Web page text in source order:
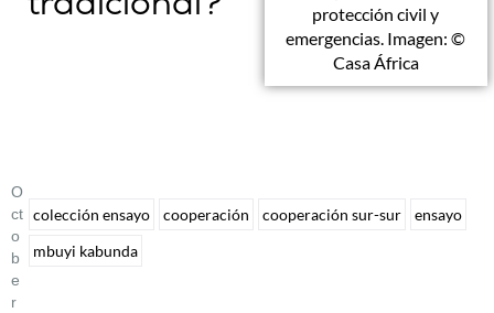
protección civil y
emergencias. Imagen: ©
Casa África
O
Ct
O
B
E
R
colección ensayo cooperación cooperación sur-sur
ensayo
mbuyi kabunda